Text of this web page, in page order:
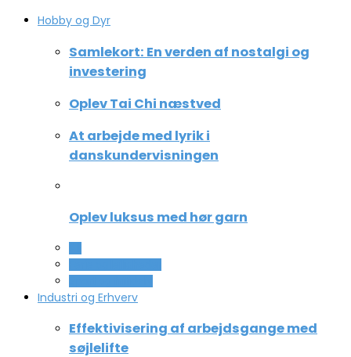
Hobby og Dyr
Samlekort: En verden af nostalgi og
investering
Oplev Tai Chi næstved
At arbejde med lyrik i
danskundervisningen
Oplev luksus med hør garn
Industri og Erhverv
Effektivisering af arbejdsgange med
søjlelifte